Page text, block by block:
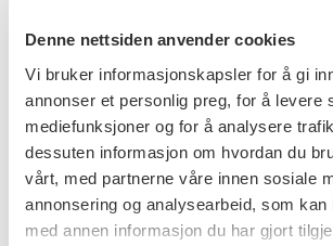
Denne nettsiden anvender cookies
Vi bruker informasjonskapsler for å gi
annonser et personlig preg, for å levere
mediefunksjoner og for å analysere
dessuten informasjon om hvordan du
vårt, med partnerne våre innen sosiale
annonsering og analysearbeid, som kan
med annen informasjon du har gjort
Datering 1993
Kunstner Per John Rolseth
Maleri